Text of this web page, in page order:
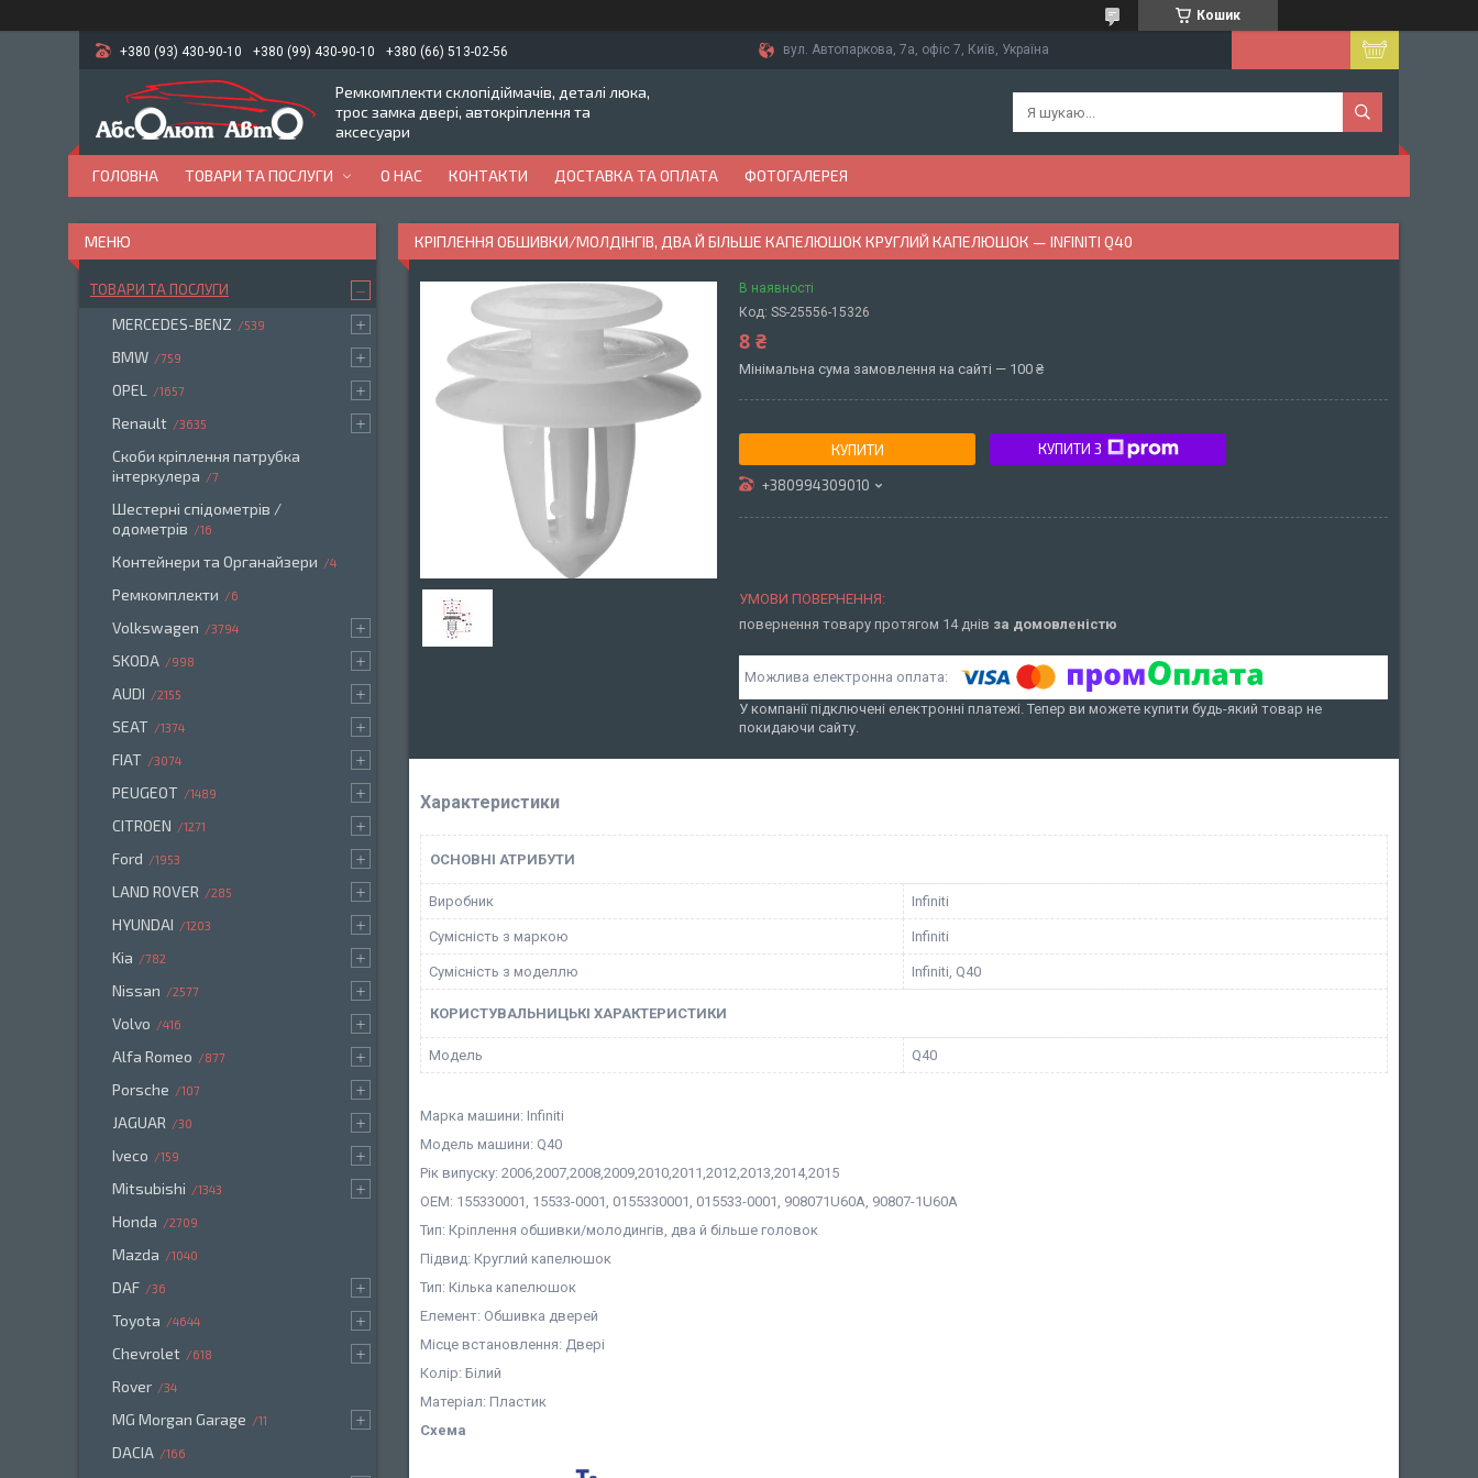
Кошик
+380 (93) 430-90-10 +380 (99) 430-90-10 +380 (66) 513-02-56 вул. Автопаркова, 7а, офіс 7, Київ, Україна
Ремкомплекти склопідіймачів, деталі люка,
трос замка двері, автокріплення та
аксесуари
ГОЛОВНА ТОВАРИ ТА ПОСЛУГИ О НАС КОНТАКТИ ДОСТАВКА ТА ОПЛАТА ФОТОГАЛЕРЕЯ
КРІПЛЕННЯ ОБШИВКИ/МОЛДІНГІВ, ДВА Й БІЛЬШЕ КАПЕЛЮШОК КРУГЛИЙ КАПЕЛЮШОК — INFINITI Q40
В наявності
Код: SS-25556-15326
8 ₴
Мінімальна сума замовлення на сайті — 100 ₴
КУПИТИ КУПИТИ З
+380994309010
повернення товару протягом 14 днів за домовленістю
У компанії підключені електронні платежі. Тепер ви можете купити будь-який товар не
покидаючи сайту.
Характеристики
ОСНОВНІ АТРИБУТИ
Виробник Infiniti
Сумісність з маркою Infiniti
Сумісність з моделлю Infiniti, Q40
КОРИСТУВАЛЬНИЦЬКІ ХАРАКТЕРИСТИКИ
Мoдель Q40
Марка машини: Infiniti
Модель машини: Q40
Рік випуску: 2006,2007,2008,2009,2010,2011,2012,2013,2014,2015
OEM: 155330001, 15533-0001, 0155330001, 015533-0001, 908071U60A, 90807-1U60A
Тип: Кріплення обшивки/молодингів, два й більше головок
Підвид: Круглий капелюшок
Тип: Кілька капелюшок
Елемент: Обшивка дверей
Місце встановлення: Двері
Колір: Білий
Матеріал: Пластик
Схема
ТОВАРИ ТА ПОСЛУГИ
MERCEDES-BENZ 539
BMW 759
OPEL 1657
Renault 3635
Скоби кріплення патрубка
інтеркулера
7
Шестерні спідометрів /
одометрів
16
Контейнери та Органайзери 4
Ремкомплекти 6
Volkswagen 3794
SKODA 998
AUDI 2155
SEAT 1374
FIAT 3074
PEUGEOT 1489
CITROEN 1271
Ford 1953
LAND ROVER 285
HYUNDAI 1203
Kia 782
Nissan 2577
Volvo 416
Alfa Romeo 877
Porsche 107
JAGUAR 30
Iveco 159
Mitsubishi 1343
Honda 2709
Mazda 1040
DAF 36
Toyota 4644
Chevrolet 618
Rover 34
MG Morgan Garage 11
DACIA 166